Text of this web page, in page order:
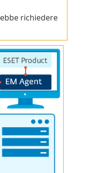
richiedere